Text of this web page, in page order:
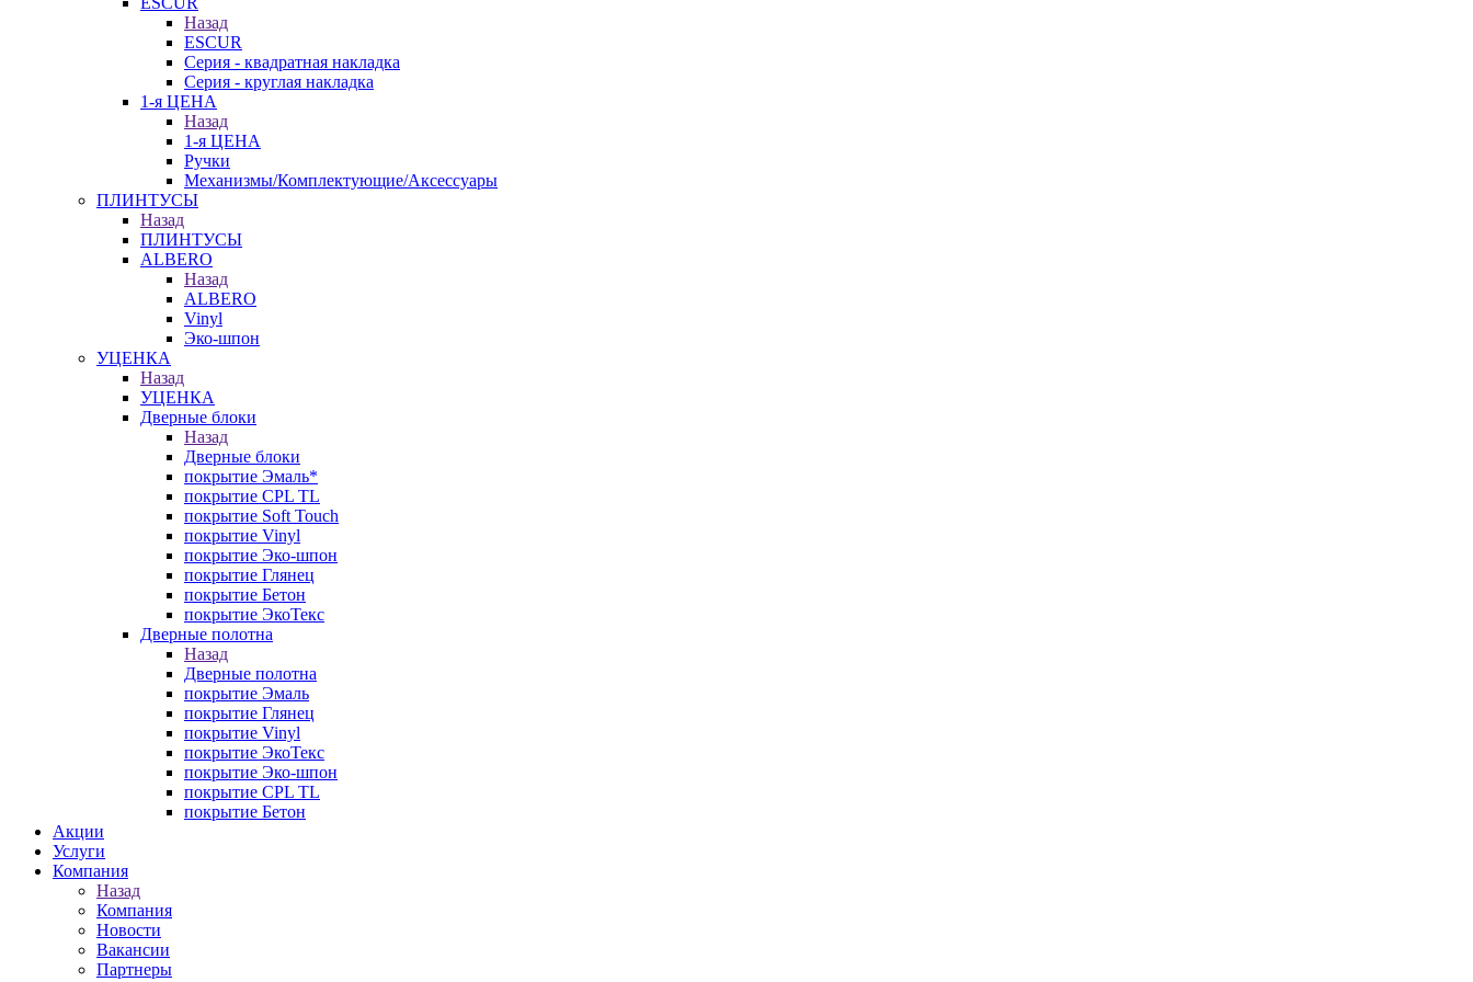
Назад
ESCUR
Серия - квадратная накладка
Серия - круглая накладка
1-я ЦЕНА
Назад
1-я ЦЕНА
Ручки
Механизмы/Комплектующие/Аксессуары
ПЛИНТУСЫ
Назад
ПЛИНТУСЫ
ALBERO
Назад
ALBERO
Vinyl
Эко-шпон
УЦЕНКА
Назад
УЦЕНКА
Дверные блоки
Назад
Дверные блоки
покрытие Эмаль*
покрытие CPL TL
покрытие Soft Touch
покрытие Vinyl
покрытие Эко-шпон
покрытие Глянец
покрытие Бетон
покрытие ЭкоТекс
Дверные полотна
Назад
Дверные полотна
покрытие Эмаль
покрытие Глянец
покрытие Vinyl
покрытие ЭкоТекс
покрытие Эко-шпон
покрытие CPL TL
покрытие Бетон
Акции
Услуги
Компания
Назад
Компания
Новости
Вакансии
Партнеры